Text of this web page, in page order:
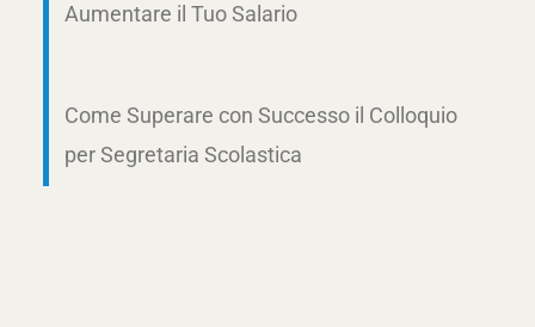
Aumentare il Tuo Salario
Come Superare con Successo il Colloquio
per Segretaria Scolastica